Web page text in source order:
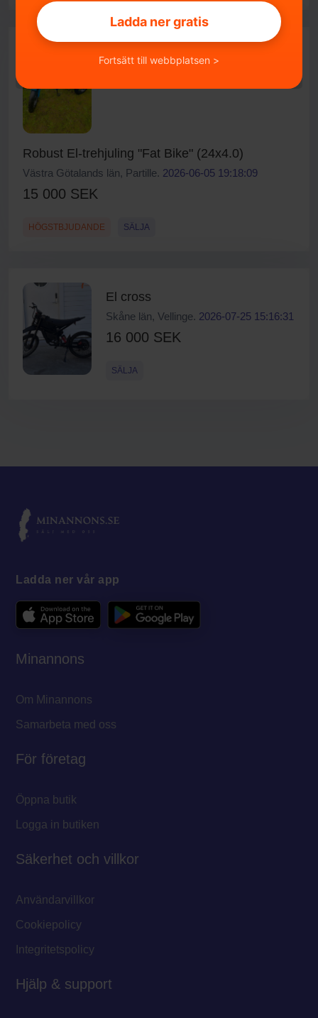
Robust El-trehjuling "Fat Bike" (24x4.0)
Västra Götalands län, Partille. 2026-06-05 19:18:09
15 000 SEK
HÖGSTBJUDANDE SÄLJA
El cross
Skåne län, Vellinge. 2026-07-25 15:16:31
16 000 SEK
SÄLJA
Ladda ner gratis
Fortsätt till webbplatsen >
Ladda ner vår app
Minannons
Om Minannons
Samarbeta med oss
För företag
Öppna butik
Logga in butiken
Säkerhet och villkor
Användarvillkor
Cookiepolicy
Integritetspolicy
Hjälp & support